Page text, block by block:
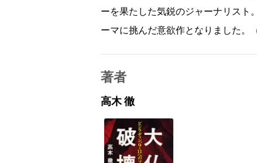
ーを果たした気鋭のジャーナリスト
ーマに挑んだ意欲作となりました。
著者
高木 徹